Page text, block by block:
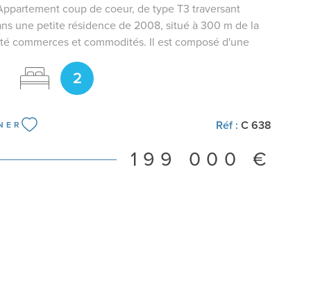
coup de coeur, de type T3 traversant
une petite résidence de 2008, situé à 300 m de la
commerces et commodités. Il est composé d'une
de rangement, un salon/séjour très lumineux
cuisine ouverte, équipée et aménagée. Le coin
de deux chambres chacune avec avec placard, une
réversible. Appartement avec beaucoup de
et pour organiser une visite merci de me contacter
2
Réf : C 638
199 000 €